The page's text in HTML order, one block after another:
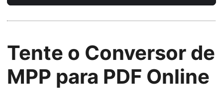
Tente o Conversor de
MPP para PDF Online